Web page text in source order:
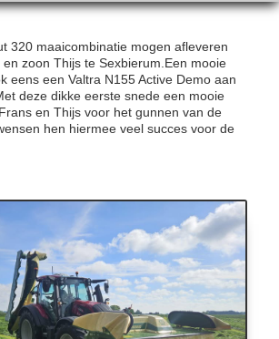
320 maaicombinatie mogen afleveren
zoon Thijs te Sexbierum.Een mooie
eens een Valtra N155 Active Demo aan
deze dikke eerste snede een mooie
en Thijs voor het gunnen van de
hen hiermee veel succes voor de